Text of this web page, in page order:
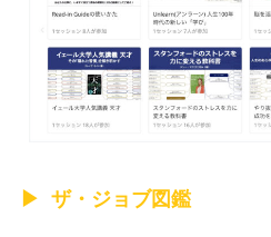
ザ・ジョブ図鑑